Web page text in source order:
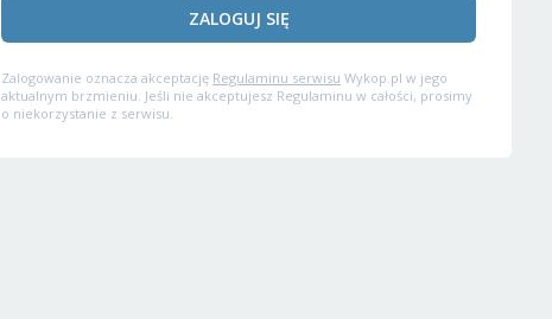
ZALOGUJ SIĘ
Zalogowanie oznacza akceptację Regulaminu serwisu Wykop.pl w jego
aktualnym brzmieniu. Jeśli nie akceptujesz Regulaminu w całości, prosimy
o niekorzystanie z serwisu.